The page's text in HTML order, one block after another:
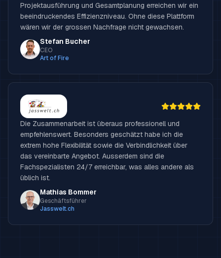
Projektausführung und Gesamtplanung erreichen wir ein
beeindruckendes Effizienzniveau. Ohne diese Plattform
wären wir der grossen Nachfrage nicht gewachsen.
Stefan Bucher
CEO
Art of Fire
Die Zusammenarbeit ist überaus professionell und
empfehlenswert. Besonders geschätzt habe ich die
extrem hohe Flexibilität sowie die Verbindlichkeit über
das vereinbarte Angebot. Ausserdem sind die
Fachspezialisten 24/7 erreichbar, was alles andere als
üblich ist.
Mathias Bommer
Geschäftsführer
Jasswelt.ch